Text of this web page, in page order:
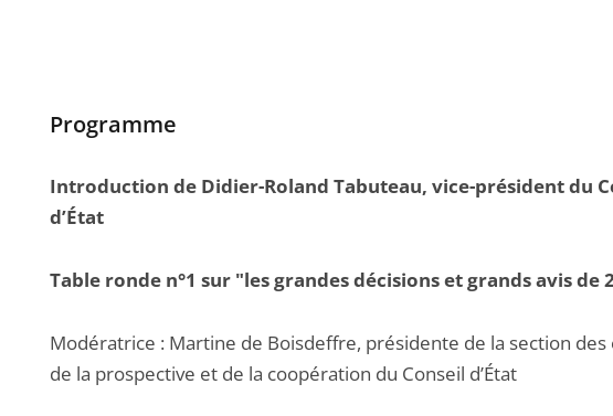
Programme
Introduction de Didier-Roland Tabuteau, vice-président du
d’État
Table ronde n°1 sur "les grandes décisions et grands avis de
Modératrice : Martine de Boisdeffre, présidente de la section des
de la prospective et de la coopération du Conseil d’État